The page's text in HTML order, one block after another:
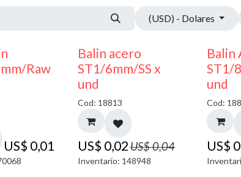
(USD) - Dolares
Raw
US$ 0,01
50% DESCUENTO
Balin acero
ST1/6mm/SS x
und
Cod: 18813
US$ 0,02US$0,04
Inventario: 148948
Balin
ST1/
und
Cod:
US$